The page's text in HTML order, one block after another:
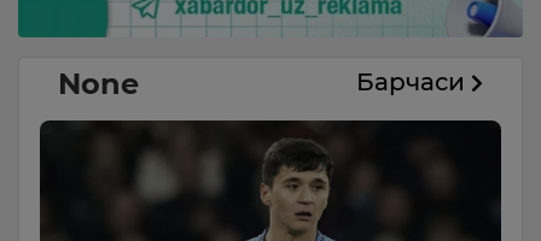
None Барчаси